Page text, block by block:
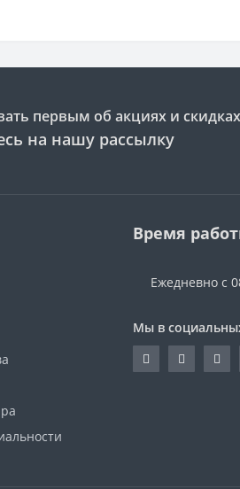
первым об акциях и
на нашу рассылку
Время
Ежедневно с
Мы в